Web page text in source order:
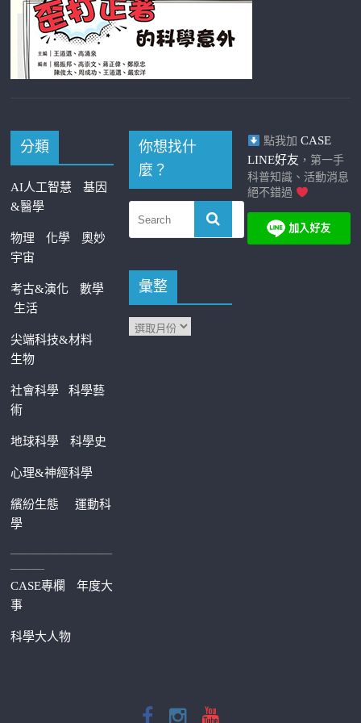
分類
AI人工智慧
基因
&醫學
物理 化學
奧妙
宇宙
考古&演化
數學
生活
尖端科技&材料
生物
社會科學科學藝
術
地球科學 科學史
心理&神經科學
繽紛生態運動科
學
—————————
———
CASE專欄
年度大
事
科學大人物
你想找什
麼？
彙整
點我加 CASE
LINE好友 ，第一手
科普知識、活動消息
絕不錯過